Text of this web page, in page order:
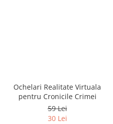
Ochelari Realitate Virtuala
pentru Cronicile Crimei
59 Lei
30 Lei